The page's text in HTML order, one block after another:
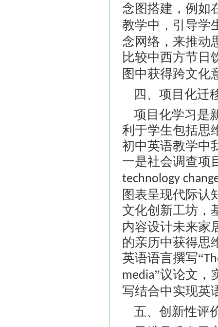
念图搭建，例如
教学中，引导学
念网络，来推动
比较中西方节日
图中获得跨文化
四、项目化迁
项目化学习是
利于学生包括思
初中英语教学中
一是社会调查项
technology
图表呈现代际认
文化创新工坊，
内容设计未来家
的亲历中获得思
英语语言撰写“
media”议论文，
写结合中实现英
五、创新性评